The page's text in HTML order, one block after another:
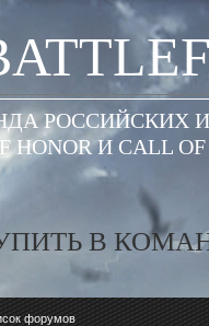
РОССИЙСКИХ
HONOR И
В
форумов